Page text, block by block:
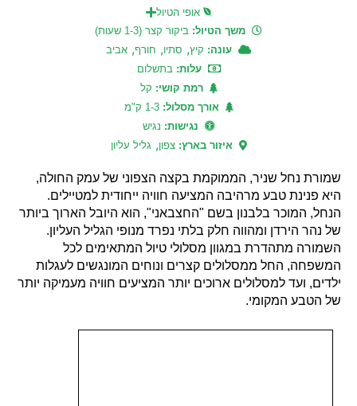
אופי הטיול
משך הטיול: ביקור קצר (1-3 שעות)
עונה: קיץ, סתיו, חורף, אביב
עלות:בתשלום
רמת קושי: קל
אורך מסלול:1-3 ק"מ
נגישות: נגיש
איזור בארץ:צפון, גליל עליון
שמורת נחל שניר, הממוקמת בקצה הצפוני של עמק החולה,
היא פנינת טבע מרהיבה המציעה חוויה ייחודית למטיילים.
הנחל, המוכר בלבנון בשם "החצבאני", הוא היובל הארוך ביותר
של נהר הירדן ומהווה חלק בלתי נפרד מנופי הגליל העליון.
השמורה מתהדרת במגוון מסלולי טיול המתאימים לכל
המשפחה, החל ממסלולים קצרים ונוחים המונגשים לעגלות
ילדים, ועד למסלולים ארוכים יותר המציעים חוויה מעמיקה יותר
של הטבע המקומי.